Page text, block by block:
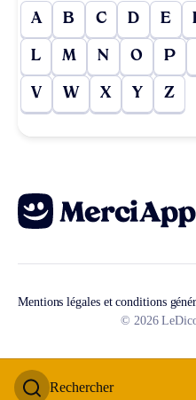
Rechercher
A B C D E
L M N O P
V W X Y Z
Mentions légales et conditions
© 2026